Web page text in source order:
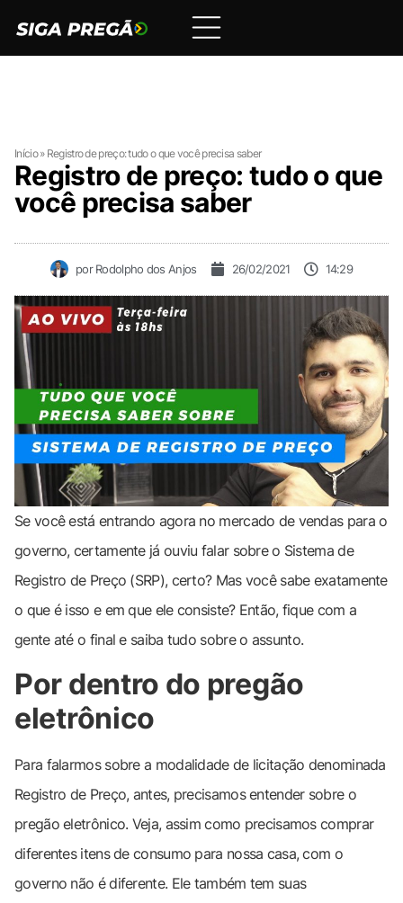
Início» Registro de preço: tudo o que você precisa saber
Registro de preço: tudo o que
você precisa saber
porRodolpho dos Anjos 26/02/2021 14:29
Se você está entrando agora no mercado de vendas para o
governo, certamente já ouviu falar sobre o Sistema de
Registro de Preço (SRP), certo? Mas você sabe exatamente
o que é isso e em que ele consiste? Então, fique com a
gente até o final e saiba tudo sobre o assunto.
Por dentro do pregão
eletrônico
Para falarmos sobre a modalidade de licitação denominada
Registro de Preço, antes, precisamos entender sobre o
pregão eletrônico. Veja, assim como precisamos comprar
diferentes itens de consumo para nossa casa, com o
governo não é diferente. Ele também tem suas